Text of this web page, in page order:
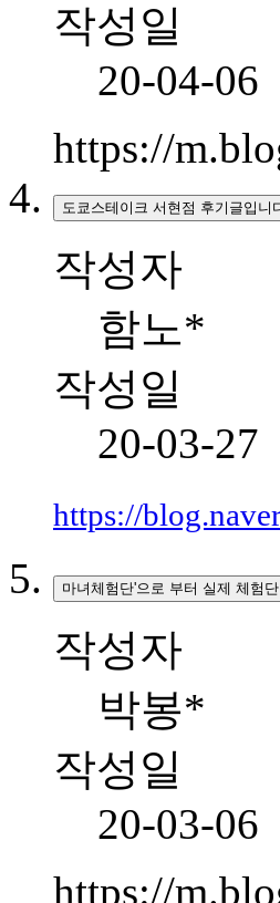
작성일
20-04-06
https://
도쿄스테이크 서현점 후기글입니
작성자
함노*
작성일
20-03-27
https://
마녀체험단'으로 부터 실제 체험
작성자
박봉*
작성일
20-03-06
https://